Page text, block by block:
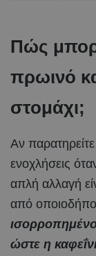
Πώς
πρωινό
στομάχι;
Αν
ενοχλήσεις
απλή αλλαγή
από
ώστε η